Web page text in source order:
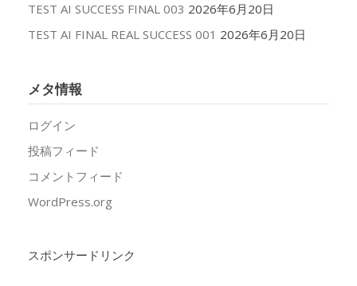
TEST AI SUCCESS FINAL 003 2026年6月20日
TEST AI FINAL REAL SUCCESS 001 2026年6月20日
メタ情報
ログイン
投稿フィード
コメントフィード
WordPress.org
スポンサードリンク